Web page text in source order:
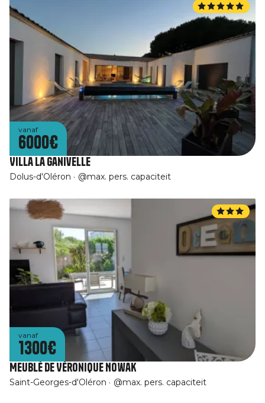
vanaf
6000€
Villa La Ganivelle
Dolus-d'Oléron @max. pers. capaciteit
vanaf
1300€
Meublé de Véronique Nowak
Saint-Georges-d'Oléron @max. pers. capaciteit